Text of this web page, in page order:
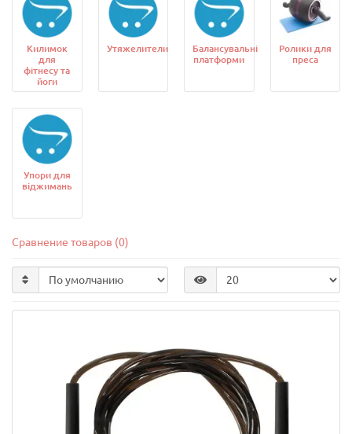
Килимок
для
фітнесу та
йоги
Утяжелители
Балансувальні
платформи
Ролики для
преса
Упори для
віджимань
Сравнение товаров (0)